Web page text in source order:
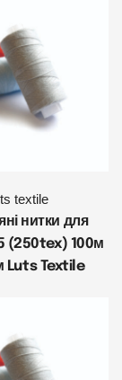
textile
нитки для
(250tex) 100м
Luts Textile